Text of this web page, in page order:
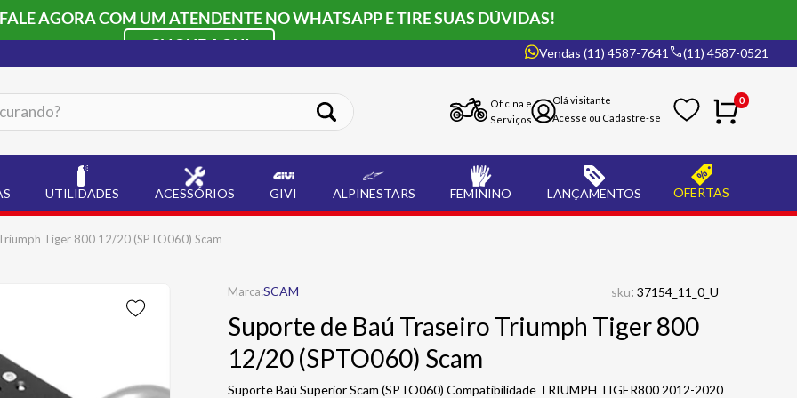
AGORA COM UM ATENDENTE NO WHATSAPP E TIRE SUAS DÚVIDAS!
CLIQUE AQUI
Vendas (11) 4587-7641 (11) 4587-0521
Oficina e
Serviços
0
UTILIDADES ACESSÓRIOS GIVI ALPINESTARS FEMININO LANÇAMENTOS OFERTAS
Tiger 800 12/20 (SPTO060) Scam
SCAM sku: 37154_11_0_U
Suporte de Baú Traseiro Triumph Tiger 800
12/20 (SPTO060) Scam
Suporte Baú Superior Scam (SPTO060) Compatibilidade TRIUMPH TIGER800 2012-2020